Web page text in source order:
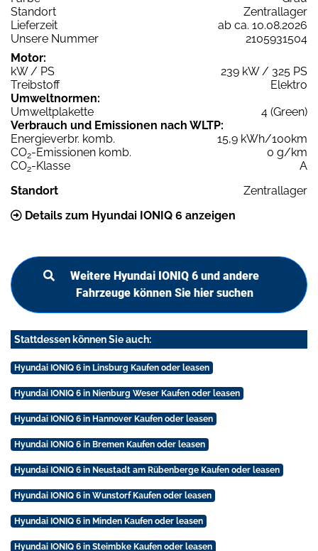
Standort
Zentrallager
Lieferzeit
ab ca. 10.08.2026
Unsere Nummer
2105931504
Motor:
kW / PS
239 kW / 325 PS
Treibstoff
Elektro
Umweltnormen:
Umweltplakette
4 (Green)
Verbrauch und Emissionen nach WLTP:
Energieverbr. komb.
15,9 kWh/100km
CO2-Emissionen komb.
0 g/km
CO2-Klasse
A
Standort
Zentrallager
Details zum Hyundai IONIQ 6 anzeigen
Weitere Hyundai IONIQ 6 und andere
Fahrzeuge können Sie hier suchen
Stattdessen können Sie auch:
Hyundai IONIQ 6 in Linsburg Kaufen oder leasen
Hyundai IONIQ 6 in Nienburg Weser Kaufen oder leasen
Hyundai IONIQ 6 in Hannover Kaufen oder leasen
Hyundai IONIQ 6 in Bremen Kaufen oder leasen
Hyundai IONIQ 6 in Neustadt am Rübenberge Kaufen oder leasen
Hyundai IONIQ 6 in Wunstorf Kaufen oder leasen
Hyundai IONIQ 6 in Minden Kaufen oder leasen
Hyundai IONIQ 6 in Steimbke Kaufen oder leasen